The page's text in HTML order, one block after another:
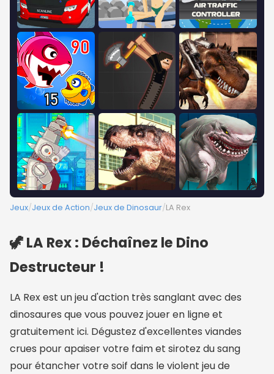
Jeux/Jeux de Action/Jeux de Dinosaur/LA Rex
🦖 LA Rex : Déchaînez le Dino
Destructeur !
LA Rex est un jeu d'action très sanglant avec des
dinosaures que vous pouvez jouer en ligne et
gratuitement ici. Dégustez d'excellentes viandes
crues pour apaiser votre faim et sirotez du sang
pour étancher votre soif dans le violent jeu de